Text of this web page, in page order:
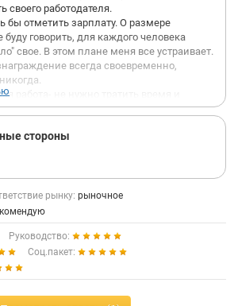
своего работодателя.
бы отметить зарплату. О размере
говорить, для каждого человека
свое. В этом плане меня все устраивает.
всегда своевременно,
работа- не нужно тратить время и
график позволяет спланировать
удобно.
уйти в оплачиваемый отпуск
детей, наличие соцпакета
подарки, поощрения. 13-ая зарплата
года, а также традиционно к Новому
не только своих сотрудников, но и их
что немало важно лично для меня в
"чувство локтя", атмосфера в
У меня появилось много знакомых со
стороны
рынку: рыночное
Руководство:
Соц.пакет: